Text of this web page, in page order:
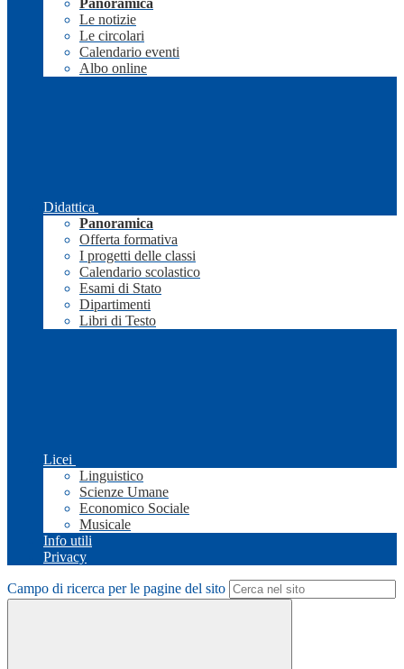
Panoramica
Le notizie
Le circolari
Calendario eventi
Albo online
Didattica
Panoramica
Offerta formativa
I progetti delle classi
Calendario scolastico
Esami di Stato
Dipartimenti
Libri di Testo
Licei
Linguistico
Scienze Umane
Economico Sociale
Musicale
Info utili
Privacy
Campo di ricerca per le pagine del sito